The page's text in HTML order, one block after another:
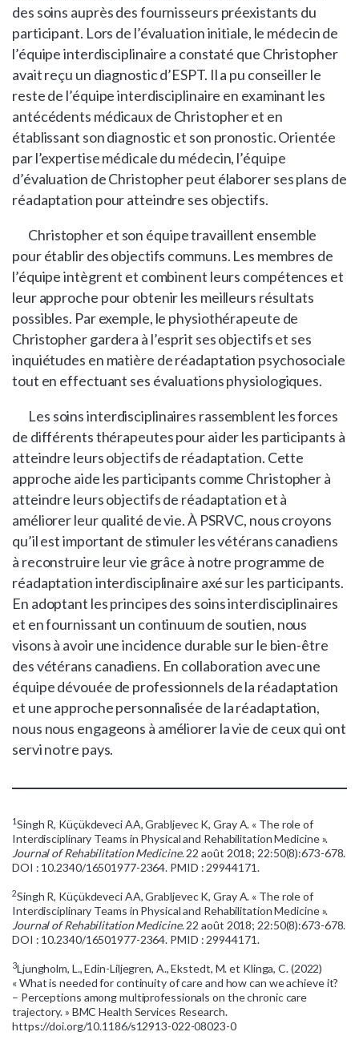
des soins auprès des fournisseurs préexistants du
participant. Lors de l’évaluation initiale, le médecin de
l’équipe interdisciplinaire a constaté que Christopher
avait reçu un diagnostic d’ESPT. Il a pu conseiller le
reste de l’équipe interdisciplinaire en examinant les
antécédents médicaux de Christopher et en
établissant son diagnostic et son pronostic. Orientée
par l’expertise médicale du médecin, l’équipe
d’évaluation de Christopher peut élaborer ses plans de
réadaptation pour atteindre ses objectifs.
Christopher et son équipe travaillent ensemble
pour établir des objectifs communs. Les membres de
l’équipe intègrent et combinent leurs compétences et
leur approche pour obtenir les meilleurs résultats
possibles. Par exemple, le physiothérapeute de
Christopher gardera à l’esprit ses objectifs et ses
inquiétudes en matière de réadaptation psychosociale
tout en effectuant ses évaluations physiologiques.
Les soins interdisciplinaires rassemblent les forces
de différents thérapeutes pour aider les participants à
atteindre leurs objectifs de réadaptation. Cette
approche aide les participants comme Christopher à
atteindre leurs objectifs de réadaptation et à
améliorer leur qualité de vie. À PSRVC, nous croyons
qu’il est important de stimuler les vétérans canadiens
à reconstruire leur vie grâce à notre programme de
réadaptation interdisciplinaire axé sur les participants.
En adoptant les principes des soins interdisciplinaires
et en fournissant un continuum de soutien, nous
visons à avoir une incidence durable sur le bien-être
des vétérans canadiens. En collaboration avec une
équipe dévouée de professionnels de la réadaptation
et une approche personnalisée de la réadaptation,
nous nous engageons à améliorer la vie de ceux qui ont
servi notre pays.
1Singh R, Küçükdeveci AA, Grabljevec K, Gray A. « The role of
Interdisciplinary Teams in Physical and Rehabilitation Medicine ».
Journal of Rehabilitation Medicine. 22 août 2018; 22:50(8):673-678.
DOI : 10.2340/16501977-2364. PMID : 29944171.
2Singh R, Küçükdeveci AA, Grabljevec K, Gray A. « The role of
Interdisciplinary Teams in Physical and Rehabilitation Medicine ».
Journal of Rehabilitation Medicine. 22 août 2018; 22:50(8):673-678.
DOI : 10.2340/16501977-2364. PMID : 29944171.
3Ljungholm, L., Edin-Liljegren, A., Ekstedt, M. et Klinga, C. (2022)
« What is needed for continuity of care and how can we achieve it?
– Perceptions among multiprofessionals on the chronic care
trajectory. » BMC Health Services Research.
https://doi.org/10.1186/s12913-022-08023-0